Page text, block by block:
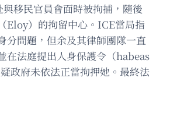
移民官員會面時被拘捕，隨後
Eloy）的拘留中心。ICE當局指
分問題，但余及其律師團隊一直
在法庭提出人身保護令（habeas
政府未依法正當拘押她。最終法